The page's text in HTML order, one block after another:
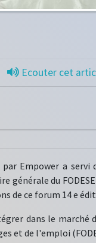
Ecouter cet
Empower a
générale du
de ce forum 14 e
dans le
et de l'emploi